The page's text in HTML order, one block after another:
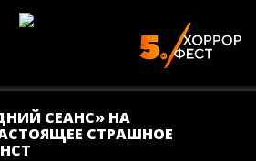
СЕАНС» НА
СТРАШНОЕ